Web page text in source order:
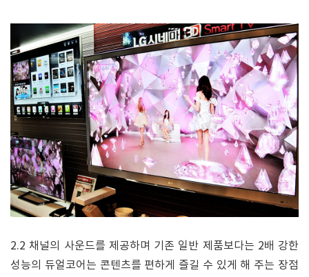
2.2 채널의 사운드를 제공하며 기존 일반 제품보다는 2배 강한
성능의 듀얼코어는 콘텐츠를 편하게 즐길 수 있게 해 주는 장점